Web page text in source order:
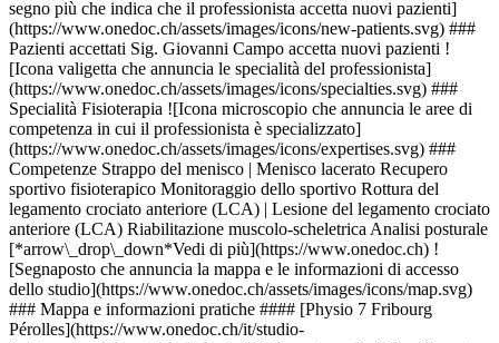
segno più che indica che il professionista accetta nuovi pazienti]
(https://www.onedoc.ch/assets/images/icons/new-patients.svg) ###
Pazienti accettati Sig. Giovanni Campo accetta nuovi pazienti !
[Icona valigetta che annuncia le specialità del professionista]
(https://www.onedoc.ch/assets/images/icons/specialties.svg) ###
Specialità Fisioterapia ![Icona microscopio che annuncia le aree di
competenza in cui il professionista è specializzato]
(https://www.onedoc.ch/assets/images/icons/expertises.svg) ###
Competenze Strappo del menisco | Menisco lacerato Recupero
sportivo fisioterapico Monitoraggio dello sportivo Rottura del
legamento crociato anteriore (LCA) | Lesione del legamento crociato
anteriore (LCA) Riabilitazione muscolo-scheletrica Analisi posturale
[*arrow\_drop\_down*Vedi di più](https://www.onedoc.ch) !
[Segnaposto che annuncia la mappa e le informazioni di accesso
dello studio](https://www.onedoc.ch/assets/images/icons/map.svg)
### Mappa e informazioni pratiche #### [Physio 7 Fribourg
Pérolles](https://www.onedoc.ch/it/studio-